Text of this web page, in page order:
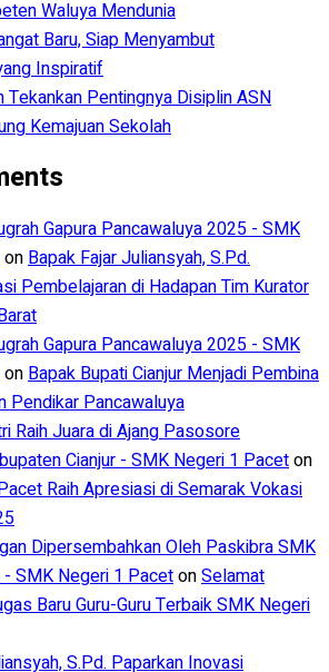
Waluya Mendunia
Baru, Siap Menyambut
Inspiratif
Tekankan Pentingnya Disiplin ASN
Kemajuan Sekolah
Gapura Pancawaluya 2025 - SMK
onBapak Fajar Juliansyah, S.Pd.
Pembelajaran di Hadapan Tim Kurator
Gapura Pancawaluya 2025 - SMK
onBapak Bupati Cianjur Menjadi Pembina
Pendikar Pancawaluya
Raih Juara di Ajang Pasosore
Cianjur - SMK Negeri 1 Paceton
Raih Apresiasi di Semarak Vokasi
Dipersembahkan Oleh Paskibra SMK
SMK Negeri 1 PacetonSelamat
Baru Guru-Guru Terbaik SMK Negeri
S.Pd. Paparkan Inovasi